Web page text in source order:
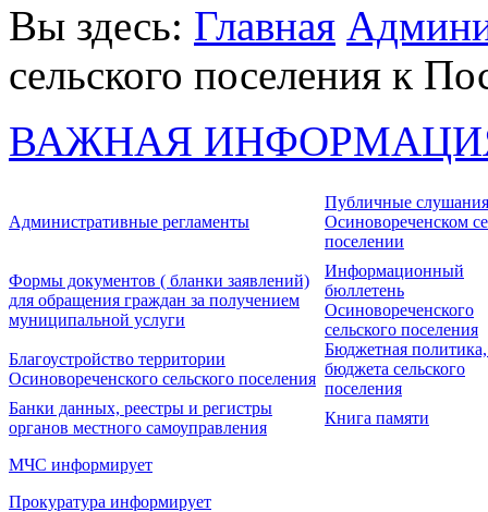
Вы здесь: Главная
сельского поселения к
ВАЖНАЯ
Административные регламенты
Публичные
Осиновореченском
поселении
Формы документов ( бланки заявлений)
для обращения граждан за получением
муниципальной услуги
Информационный
бюллетень
Осиновореченского
сельского поселения
Благоустройство территории
Осиновореченского сельского поселения
Бюджетная
бюджета сельского
поселения
Банки данных, реестры и регистры
органов местного самоуправления
Книга памяти
МЧС информирует
Прокуратура информирует